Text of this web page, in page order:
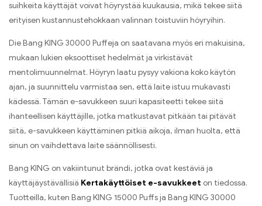
suihkeita käyttäjät voivat höyrystää kuukausia, mikä tekee siitä
erityisen kustannustehokkaan valinnan toistuviin höyryihin.
Die Bang KING 30000 Puffeja on saatavana myös eri makuisina,
mukaan lukien eksoottiset hedelmät ja virkistävät
mentolimuunnelmat. Höyryn laatu pysyy vakiona koko käytön
ajan, ja suunnittelu varmistaa sen, että laite istuu mukavasti
kädessä. Tämän e-savukkeen suuri kapasiteetti tekee siitä
ihanteellisen käyttäjille, jotka matkustavat pitkään tai pitävät
siitä, e-savukkeen käyttäminen pitkiä aikoja, ilman huolta, että
sinun on vaihdettava laite säännöllisesti.
Bang KING on vakiintunut brändi, jotka ovat kestäviä ja
käyttäjäystävällisiä Kertakäyttöiset e-savukkeet on tiedossa.
Tuotteilla, kuten Bang KING 15000 Puffs ja Bang KING 30000